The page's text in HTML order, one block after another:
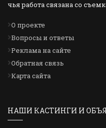
чья работа связана со
О проекте
Вопросы и ответы
Реклама на сайте
Обратная связь
Карта сайта
НАШИ КАСТИНГИ И